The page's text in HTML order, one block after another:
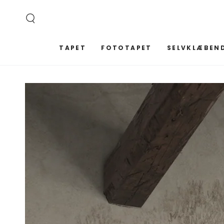
INDHOLD
TAPET FOTOTAPET